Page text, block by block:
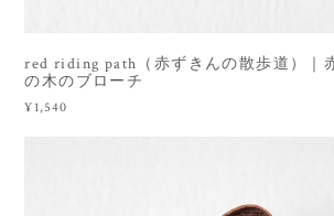
red riding path（赤ずきんの散歩道）｜
の木のブローチ
¥1,540